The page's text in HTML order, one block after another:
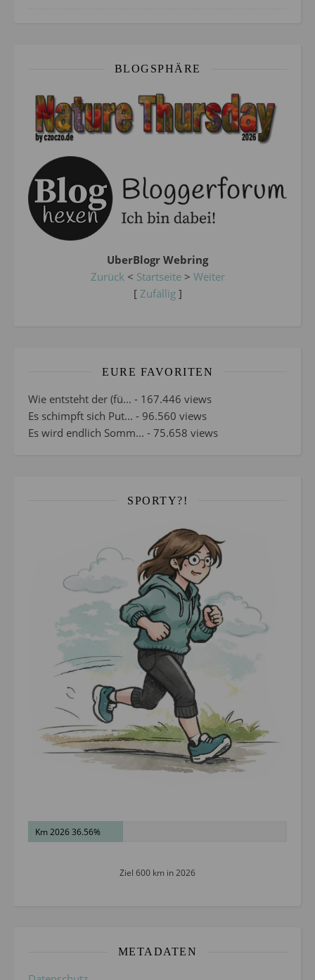
BLOGSPHÄRE
UberBlogr Webring
Zurück < Startseite> Weiter
[ Zufällig]
EURE FAVORITEN
Wie entsteht der (fü... - 167.446 views
Es schimpft sich Put... - 96.560 views
Es wird endlich Somm... - 75.658 views
SPORTY?!
Km 2026 36.56%
Ziel 600 km in 2026
METADATEN